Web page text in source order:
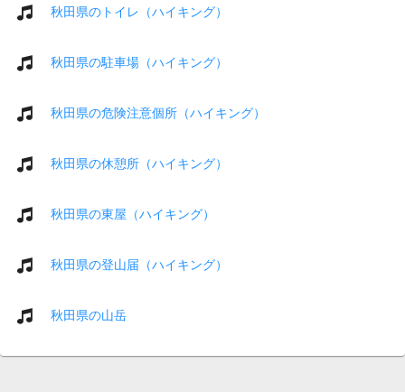
秋田県のトイレ（ハイキング）
秋田県の駐車場（ハイキング）
秋田県の危険注意個所（ハイキング）
秋田県の休憩所（ハイキング）
秋田県の東屋（ハイキング）
秋田県の登山届（ハイキング）
秋田県の山岳